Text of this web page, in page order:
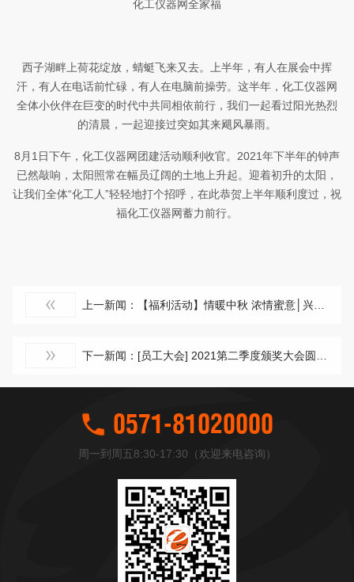
化工仪器网全家福
西子湖畔上荷花绽放，蜻蜓飞来又去。上半年，有人在展会中挥
汗，有人在电话前忙碌，有人在电脑前操劳。这半年，化工仪器网
全体小伙伴在巨变的时代中共同相依前行，我们一起看过阳光热烈
的清晨，一起迎接过突如其来飓风暴雨。
8月1日下午，化工仪器网团建活动顺利收官。2021年下半年的钟声
已然敲响，太阳照常在幅员辽阔的土地上升起。迎着初升的太阳，
让我们全体“化工人”轻轻地打个招呼，在此恭贺上半年顺利度过，祝
福化工仪器网蓄力前行。
上一新闻：【福利活动】情暖中秋 浓情蜜意│兴旺宝明通为全体员工发放中秋福利
下一新闻：[员工大会] 2021第二季度颁奖大会圆满落幕
0571-81020000
周一到周五8:30-17:30（欢迎来电咨询）